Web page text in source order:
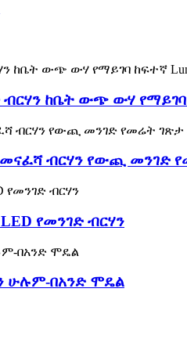
ብርሃን ከቤት ውጭ ውሃ
መናፈሻ ብርሃን የውጪ መንገድ
የመንገድ ብርሃን
ሁሉም-በአንድ ሞዴል